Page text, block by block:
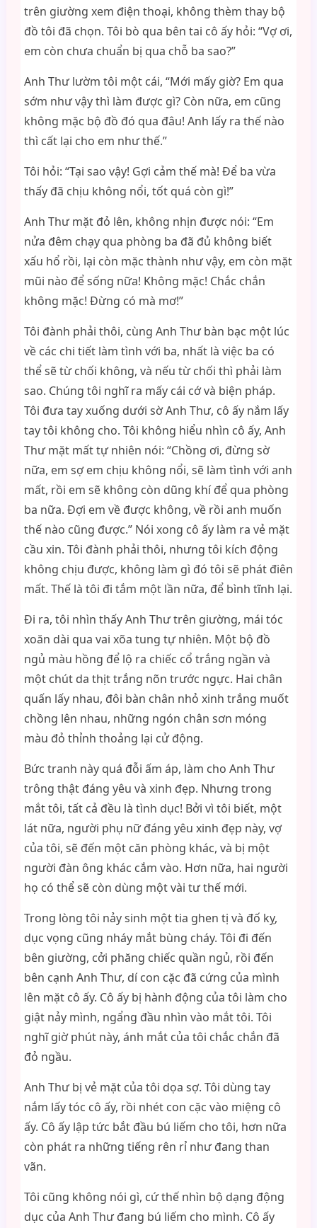
trên giường xem điện thoại, không thèm thay bộ
đồ tôi đã chọn. Tôi bò qua bên tai cô ấy hỏi: “Vợ ơi,
em còn chưa chuẩn bị qua chỗ ba sao?”
Anh Thư lườm tôi một cái, “Mới mấy giờ? Em qua
sớm như vậy thì làm được gì? Còn nữa, em cũng
không mặc bộ đồ đó qua đâu! Anh lấy ra thế nào
thì cất lại cho em như thế.”
Tôi hỏi: “Tại sao vậy! Gợi cảm thế mà! Để ba vừa
thấy đã chịu không nổi, tốt quá còn gì!”
Anh Thư mặt đỏ lên, không nhịn được nói: “Em
nửa đêm chạy qua phòng ba đã đủ không biết
xấu hổ rồi, lại còn mặc thành như vậy, em còn mặt
mũi nào để sống nữa! Không mặc! Chắc chắn
không mặc! Đừng có mà mơ!”
Tôi đành phải thôi, cùng Anh Thư bàn bạc một lúc
về các chi tiết làm tình với ba, nhất là việc ba có
thể sẽ từ chối không, và nếu từ chối thì phải làm
sao. Chúng tôi nghĩ ra mấy cái cớ và biện pháp.
Tôi đưa tay xuống dưới sờ Anh Thư, cô ấy nắm lấy
tay tôi không cho. Tôi không hiểu nhìn cô ấy, Anh
Thư mặt mất tự nhiên nói: “Chồng ơi, đừng sờ
nữa, em sợ em chịu không nổi, sẽ làm tình với anh
mất, rồi em sẽ không còn dũng khí để qua phòng
ba nữa. Đợi em về được không, về rồi anh muốn
thế nào cũng được.” Nói xong cô ấy làm ra vẻ mặt
cầu xin. Tôi đành phải thôi, nhưng tôi kích động
không chịu được, không làm gì đó tôi sẽ phát điên
mất. Thế là tôi đi tắm một lần nữa, để bình tĩnh lại.
Đi ra, tôi nhìn thấy Anh Thư trên giường, mái tóc
xoăn dài qua vai xõa tung tự nhiên. Một bộ đồ
ngủ màu hồng để lộ ra chiếc cổ trắng ngần và
một chút da thịt trắng nõn trước ngực. Hai chân
quấn lấy nhau, đôi bàn chân nhỏ xinh trắng muốt
chồng lên nhau, những ngón chân sơn móng
màu đỏ thỉnh thoảng lại cử động.
Bức tranh này quá đỗi ấm áp, làm cho Anh Thư
trông thật đáng yêu và xinh đẹp. Nhưng trong
mắt tôi, tất cả đều là tình dục! Bởi vì tôi biết, một
lát nữa, người phụ nữ đáng yêu xinh đẹp này, vợ
của tôi, sẽ đến một căn phòng khác, và bị một
người đàn ông khác cắm vào. Hơn nữa, hai người
họ có thể sẽ còn dùng một vài tư thế mới.
Trong lòng tôi nảy sinh một tia ghen tị và đố kỵ,
dục vọng cũng nháy mắt bùng cháy. Tôi đi đến
bên giường, cởi phăng chiếc quần ngủ, rồi đến
bên cạnh Anh Thư, dí con cặc đã cứng của mình
lên mặt cô ấy. Cô ấy bị hành động của tôi làm cho
giật nảy mình, ngẩng đầu nhìn vào mắt tôi. Tôi
nghĩ giờ phút này, ánh mắt của tôi chắc chắn đã
đỏ ngầu.
Anh Thư bị vẻ mặt của tôi dọa sợ. Tôi dùng tay
nắm lấy tóc cô ấy, rồi nhét con cặc vào miệng cô
ấy. Cô ấy lập tức bắt đầu bú liếm cho tôi, hơn nữa
còn phát ra những tiếng rên rỉ như đang than
vãn.
Tôi cũng không nói gì, cứ thế nhìn bộ dạng động
dục của Anh Thư đang bú liếm cho mình. Cô ấy